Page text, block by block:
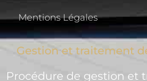
Mentions Légales
Gestion et traitement
Procédure de gestion et